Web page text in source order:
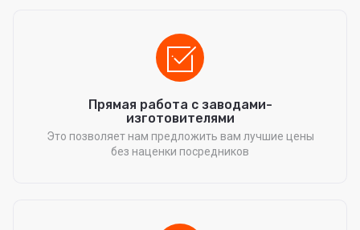
Прямая работа с заводами-
изготовителями
Это позволяет нам предложить вам лучшие цены
без наценки посредников